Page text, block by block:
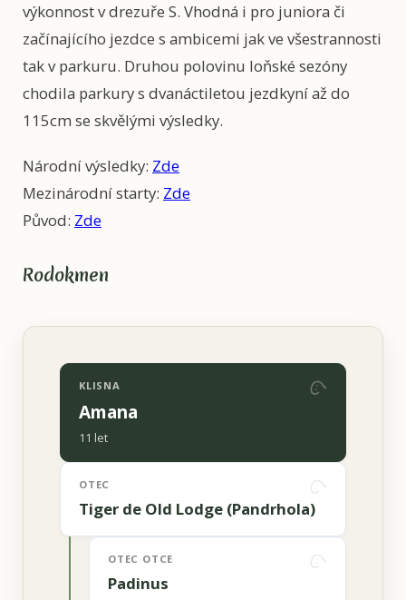
výkonnost v drezuře S. Vhodná i pro juniora či
začínajícího jezdce s ambicemi jak ve všestrannosti
tak v parkuru. Druhou polovinu loňské sezóny
chodila parkury s dvanáctiletou jezdkyní až do
115cm se skvělými výsledky.
Národní výsledky: Zde
Mezinárodní starty: Zde
Původ: Zde
Rodokmen
KLISNA
Amana
11 let
OTEC
Tiger de Old Lodge (Pandrhola)
OTEC OTCE
Padinus